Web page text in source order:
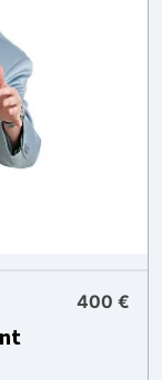
400 €